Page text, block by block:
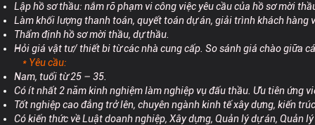
Lập hồ sơ thầu: nắm rõ phạm vi công việc yêu cầu của hồ sơ mời
Làm khối lượng thanh toán, quyết toán dự án, giải trình khách hàng
Thẩm định hồ sơ mời thầu, dự thầu.
Hỏi giá vật tư/ thiết bi từ các nhà cung cấp. So sánh giá chào giữa
* Yêu cầu:
Nam, tuổi từ 25 – 35.
Có ít nhất 2 năm kinh nghiệm làm nghiệp vụ đấu thầu. Ưu tiên ứng
Tốt nghiệp cao đẳng trở lên, chuyên ngành kinh tế xây dựng, kiến
Có kiến thức về Luật doanh nghiệp, Xây dựng, Quản lý dự án, Quản